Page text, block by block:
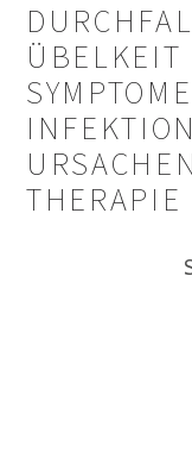
THERAPIE